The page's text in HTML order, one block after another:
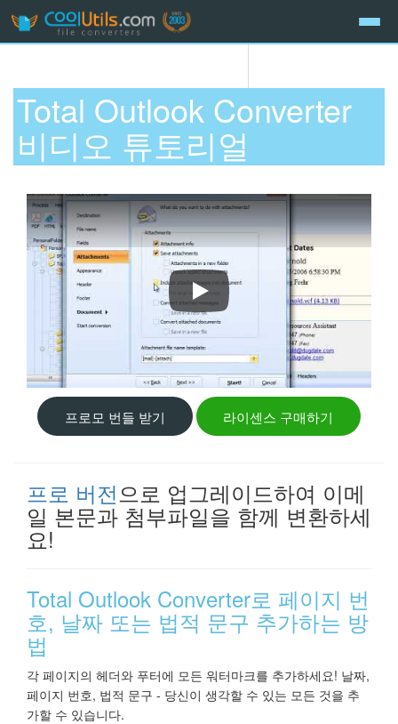
Total Outlook Converter
비디오 튜토리얼
Total Outlook Converter로 이메일
프로모 번들 받기 라이센스 구매하기
프로 버전으로 업그레이드하여 이메
일 본문과 첨부파일을 함께 변환하세
요!
Total Outlook Converter로 페이지 번
호, 날짜 또는 법적 문구 추가하는 방
법
각 페이지의 헤더와 푸터에 모든 워터마크를 추가하세요! 날짜,
페이지 번호, 법적 문구 - 당신이 생각할 수 있는 모든 것을 추
가할 수 있습니다.